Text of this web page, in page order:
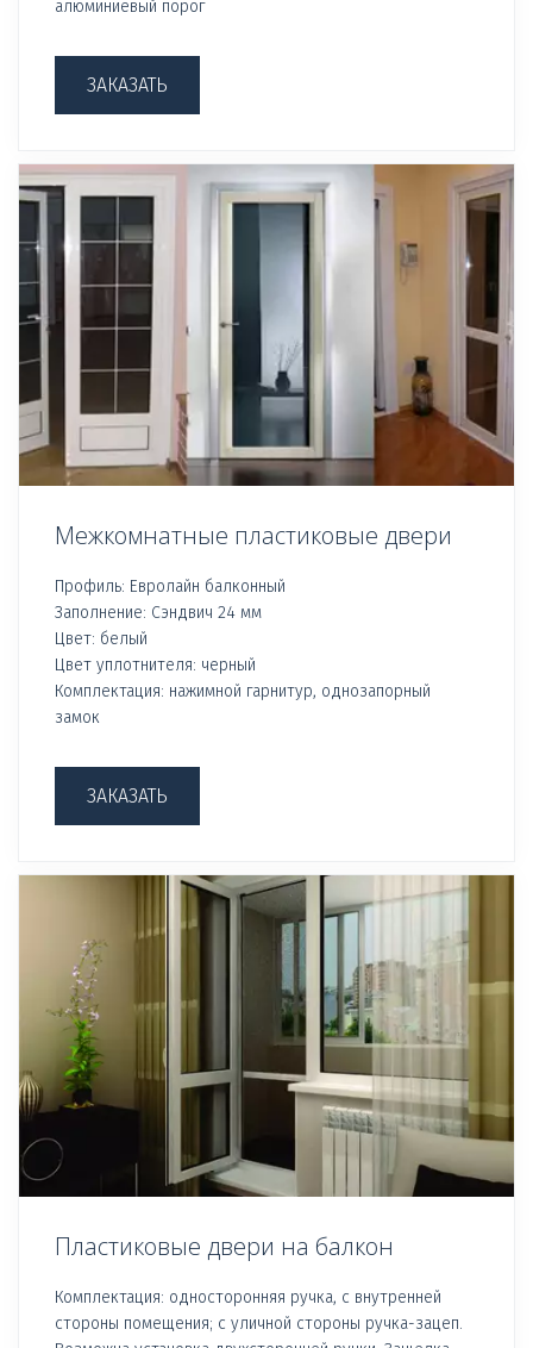
алюминиевый порог
ЗАКАЗАТЬ
Межкомнатные пластиковые двери
Профиль: Евролайн балконный
Заполнение: Сэндвич 24 мм
Цвет: белый
Цвет уплотнителя: черный
Комплектация: нажимной гарнитур, однозапорный
замок
ЗАКАЗАТЬ
Пластиковые двери на балкон
Комплектация: односторонняя ручка, с внутренней
стороны помещения; с уличной стороны ручка-зацеп.